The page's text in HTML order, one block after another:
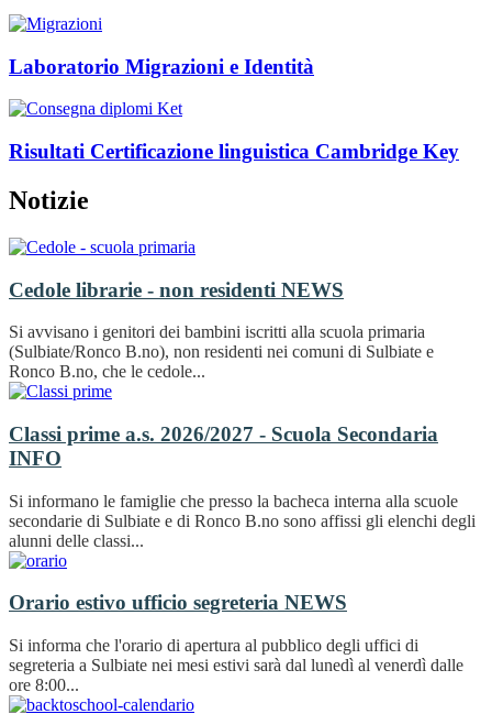
Laboratorio Migrazioni e Identità
Risultati Certificazione linguistica Cambridge Key
Notizie
Cedole librarie - non residenti NEWS
Si avvisano i genitori dei bambini iscritti alla scuola primaria
(Sulbiate/Ronco B.no), non residenti nei comuni di Sulbiate e
Ronco B.no, che le cedole...
Classi prime a.s. 2026/2027 - Scuola Secondaria
INFO
Si informano le famiglie che presso la bacheca interna alla scuole
secondarie di Sulbiate e di Ronco B.no sono affissi gli elenchi degli
alunni delle classi...
Orario estivo ufficio segreteria NEWS
Si informa che l'orario di apertura al pubblico degli uffici di
segreteria a Sulbiate nei mesi estivi sarà dal lunedì al venerdì dalle
ore 8:00...